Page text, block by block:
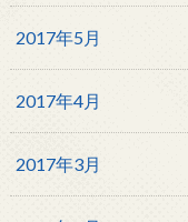
2017年5月
2017年4月
2017年3月